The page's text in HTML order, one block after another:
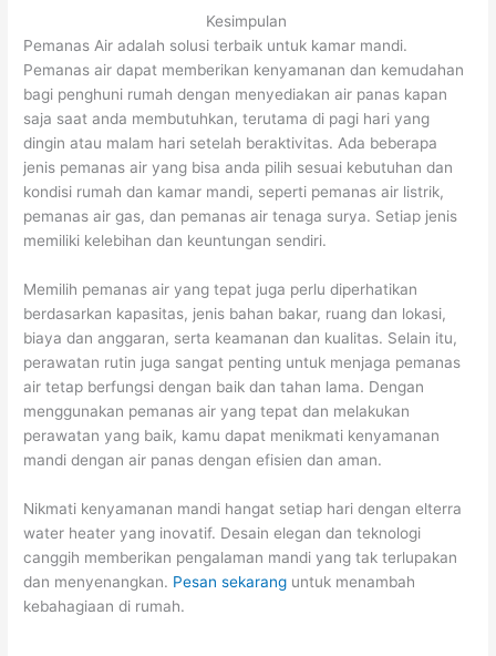
Kesimpulan
Pemanas Air adalah solusi terbaik untuk kamar mandi.
Pemanas air dapat memberikan kenyamanan dan kemudahan
bagi penghuni rumah dengan menyediakan air panas kapan
saja saat anda membutuhkan, terutama di pagi hari yang
dingin atau malam hari setelah beraktivitas. Ada beberapa
jenis pemanas air yang bisa anda pilih sesuai kebutuhan dan
kondisi rumah dan kamar mandi, seperti pemanas air listrik,
pemanas air gas, dan pemanas air tenaga surya. Setiap jenis
memiliki kelebihan dan keuntungan sendiri.
Memilih pemanas air yang tepat juga perlu diperhatikan
berdasarkan kapasitas, jenis bahan bakar, ruang dan lokasi,
biaya dan anggaran, serta keamanan dan kualitas. Selain itu,
perawatan rutin juga sangat penting untuk menjaga pemanas
air tetap berfungsi dengan baik dan tahan lama. Dengan
menggunakan pemanas air yang tepat dan melakukan
perawatan yang baik, kamu dapat menikmati kenyamanan
mandi dengan air panas dengan efisien dan aman.
Nikmati kenyamanan mandi hangat setiap hari dengan elterra
water heater yang inovatif. Desain elegan dan teknologi
canggih memberikan pengalaman mandi yang tak terlupakan
dan menyenangkan. Pesan sekarang untuk menambah
kebahagiaan di rumah.